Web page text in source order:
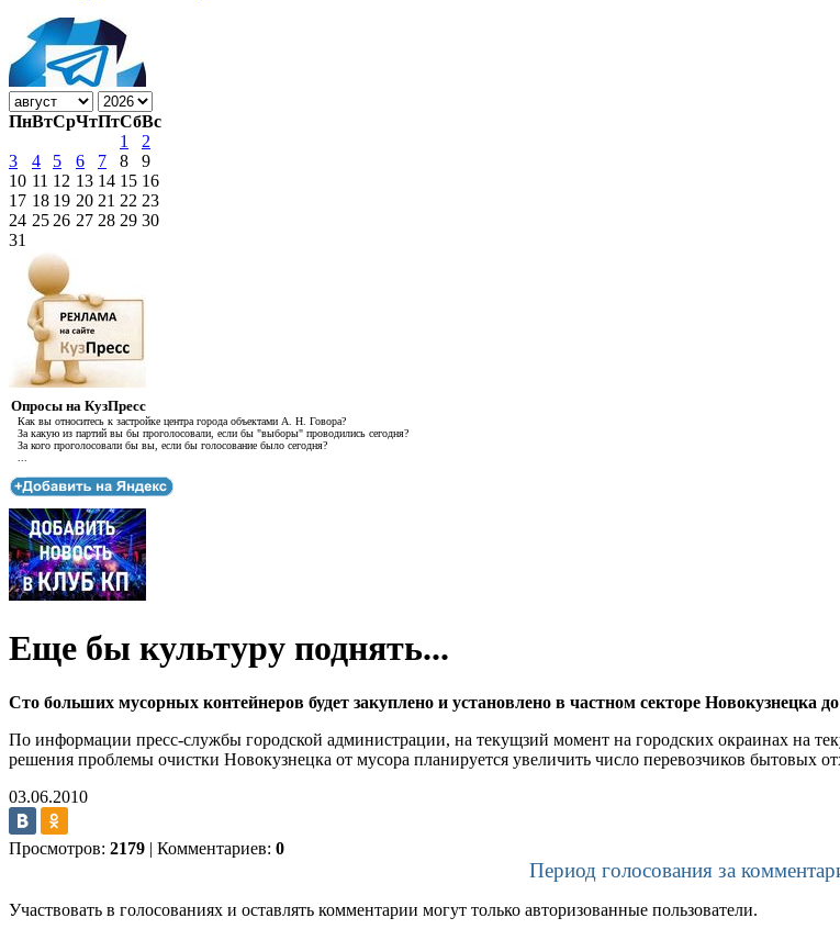
ПнВтСрЧтПтСбВс
1
2
3
4 5 6 7 8
9
10 11 12 13 14 15 16
17 18 19 20 21 22 23
24 25 26 27 28 29 30
31
Опросы на КузПресс
Как вы относитесь к застройке центра города объектами А. Н. Говора?
За какую из партий вы бы проголосовали, если бы "выборы" проводились сегодня?
За кого проголосовали бы вы, если бы голосование было сегодня?
Еще бы культуру поднять...
Сто больших мусорных контейнеров будет закуплено и установлено в частном секторе Новокузнецка
По информации пресс-службы городской администрации, на текущзий момент на городских окраинах на
решения проблемы очистки Новокузнецка от мусора планируется увеличить число перевозчиков бытовых
03.06.2010
Просмотров: 2179 | Комментариев: 0
Период голосования за
Участвовать в голосованиях и оставлять комментарии могут только авторизованные пользователи.